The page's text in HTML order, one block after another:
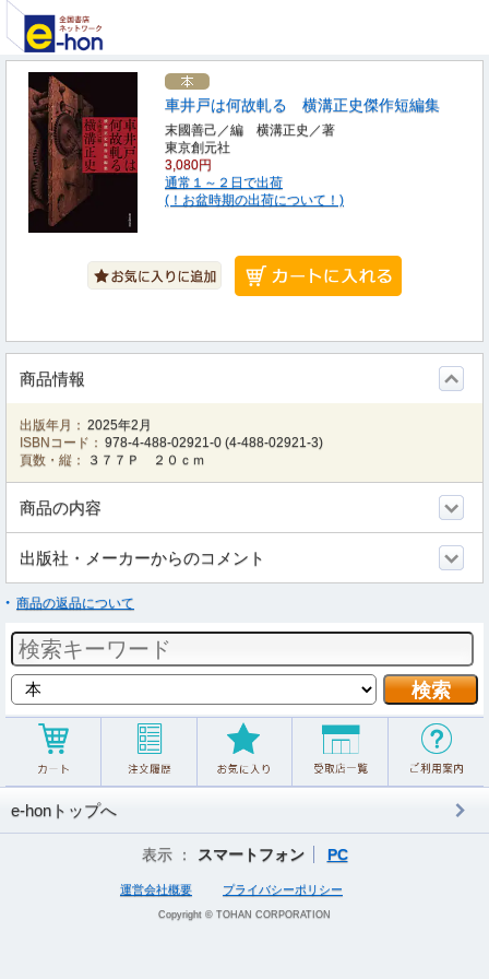
車井戸は何故軋る 横溝正史傑作短編集
末國善己／編 横溝正史／著
東京創元社
3,080円
通常１～２日で出荷
(！お盆時期の出荷について！)
商品情報
出版年月： 2025年2月
ISBNコード： 978-4-488-02921-0 (4-488-02921-3)
頁数・縦：
３７７Ｐ ２０ｃｍ
商品の内容
出版社・メーカーからのコメント
商品の返品について
e-honトップへ
表示 ： スマートフォン PC
運営会社概要 プライバシーポリシー
Copyright © TOHAN CORPORATION